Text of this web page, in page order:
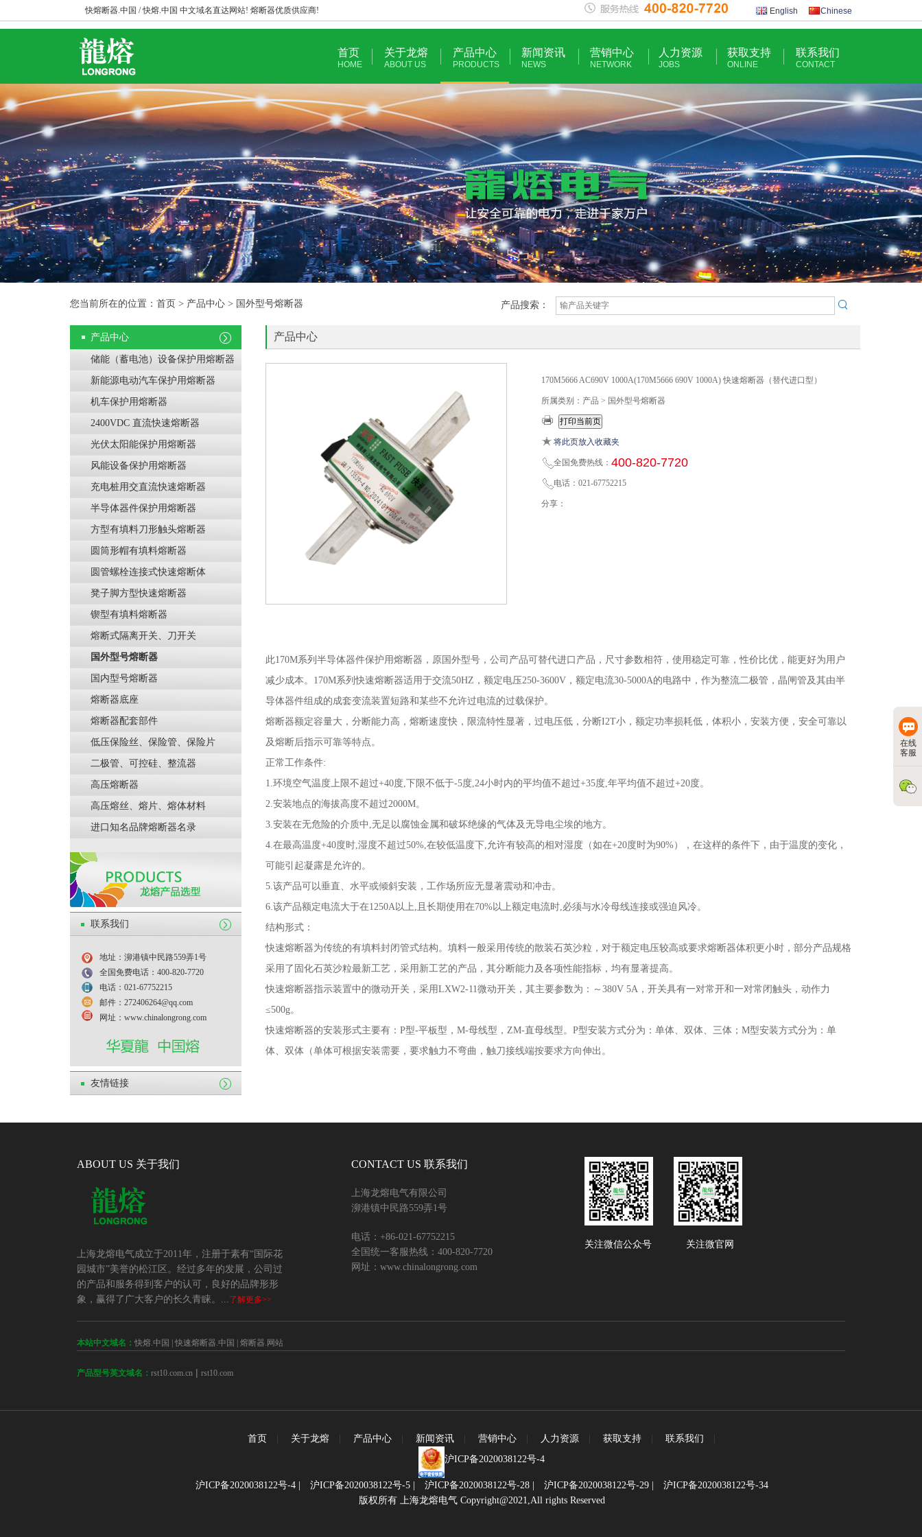
在线
客服
快熔断器.中国 / 快熔.中国 中文域名直达网站! 熔断器优质供应商! English Chinese
首页
HOME
关于龙熔
ABOUT US
产品中心
PRODUCTS
新闻资讯
NEWS
营销中心
NETWORK
人力资源
JOBS
获取支持
ONLINE
联系我们
CONTACT
您当前所在的位置：首页 > 产品中心 > 国外型号熔断器 产品搜索：
产品中心
储能（蓄电池）设备保护用熔断器
新能源电动汽车保护用熔断器
机车保护用熔断器
2400VDC 直流快速熔断器
光伏太阳能保护用熔断器
风能设备保护用熔断器
充电桩用交直流快速熔断器
半导体器件保护用熔断器
方型有填料刀形触头熔断器
圆筒形帽有填料熔断器
圆管螺栓连接式快速熔断体
凳子脚方型快速熔断器
锲型有填料熔断器
熔断式隔离开关、刀开关
国外型号熔断器
国内型号熔断器
熔断器底座
熔断器配套部件
低压保险丝、保险管、保险片
二极管、可控硅、整流器
高压熔断器
高压熔丝、熔片、熔体材料
进口知名品牌熔断器名录
联系我们
地址：泖港镇中民路559弄1号
全国免费电话：400-820-7720
电话：021-67752215
邮件：272406264@qq.com
网址：www.chinalongrong.com
友情链接
产品中心
170M5666 AC690V 1000A(170M5666 690V 1000A) 快速熔断器（替代进口型）
所属类别：产品 > 国外型号熔断器
将此页放入收藏夹
全国免费热线： 400-820-7720
电话：021-67752215
分享：
此170M系列半导体器件保护用熔断器，原国外型号，公司产品可替代进口产品，尺寸参数相符，使用稳定可靠，性价比优，能更好为用户
减少成本。170M系列快速熔断器适用于交流50HZ ，额定电压250-3600V ，额定电流30-5000A的电路中，作为整流二极管，晶闸管及其由半
导体器件组成的成套变流装置短路和某些不允许过电流的过载保护。
熔断器额定容量大，分断能力高，熔断速度快，限流特性显著，过电压低，分断I2T小，额定功率损耗低，体积小，安装方便，安全可靠以
及熔断后指示可靠等特点。
正常工作条件:
1.环境空气温度上限不超过+40度,下限不低于-5度,24小时内的平均值不超过+35度,年平均值不超过+20度。
2.安装地点的海拔高度不超过2000M。
3.安装在无危险的介质中 ,无足以腐蚀金属和破坏绝缘的气体及无导电尘埃的地方。
4.在最高温度+40度时,湿度不超过50%,在较低温度下, 允许有较高的相对湿度（如在+20度时为90%），在这样的条件下，由于温度的变化，
可能引起凝露是允许的。
5.该产品可以垂直、水平或倾斜安装，工作场所应无显著震动和冲击。
6.该产品额定电流大于在1250A以上, 且长期使用在70%以上额定电流时,必须与水冷母线连接或强迫风冷。
结构形式：
快速熔断器为传统的有填料封闭管式结构。填料一般采用传统的散装石英沙粒，对于额定电压较高或要求熔断器体积更小时，部分产品规格
采用了固化石英沙粒最新工艺，采用新工艺的产品，其分断能力及各项性能指标，均有显著提高。
快速熔断器指示装置中的微动开关，采用LXW2-11微动开关，其主要参数为：～ 380V 5A ，开关具有一对常开和一对常闭触头，动作力
≤500g。
快速熔断器的安装形式主要有： P型-平板型， M-母线型， ZM-直母线型。 P型安装方式分为：单体、双体、三体； M型安装方式分为：单
体、双体（单体可根据安装需要，要求触力不弯曲，触刀接线端按要求方向伸出。
ABOUT US 关于我们
上海龙熔电气成立于2011年，注册于素有“国际花
园城市”美誉的松江区。经过多年的发展，公司过
的产品和服务得到客户的认可，良好的品牌形形
象，赢得了广大客户的长久青睐。...了解更多>>
CONTACT US 联系我们
上海龙熔电气有限公司
泖港镇中民路559弄1号
电话：+86-021-67752215
全国统一客服热线：400-820-7720
网址：www.chinalongrong.com
关注微信公众号 关注微官网
本站中文域名： 快熔.中国 快速熔断器.中国 熔断器.网站
产品型号英文域名： rst10.com.cn | rst10.com
首页 关于龙熔 产品中心 新闻资讯 营销中心 人力资源 获取支持 联系我们
沪ICP备2020038122号-4
沪ICP备2020038122号-4| 沪ICP备2020038122号-5| 沪ICP备2020038122号-28| 沪ICP备2020038122号-29| 沪ICP备2020038122号-34
版权所有 上海龙熔电气 Copyright@2021,All rights Reserved